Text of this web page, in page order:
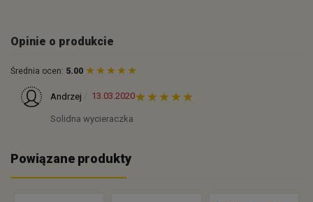
Opinie o produkcie
Średnia ocen: 5.00
Andrzej 13.03.2020
Solidna wycieraczka
Powiązane produkty